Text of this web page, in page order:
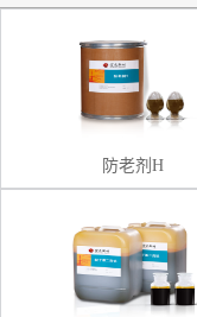
防老剂H